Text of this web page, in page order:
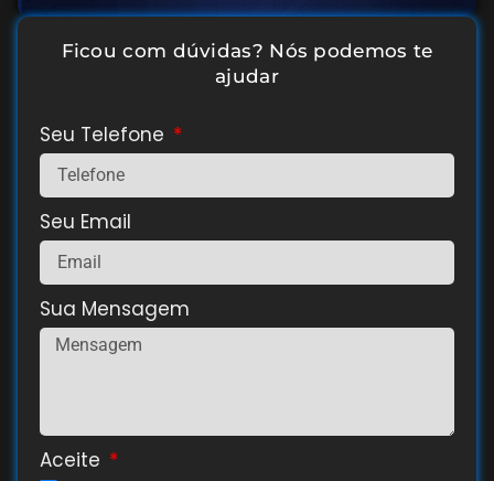
Ficou com dúvidas? Nós podemos te
ajudar
Seu Telefone
Seu Email
Sua Mensagem
Aceite